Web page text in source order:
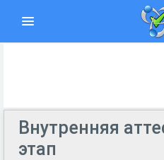
Внутренняя
этап